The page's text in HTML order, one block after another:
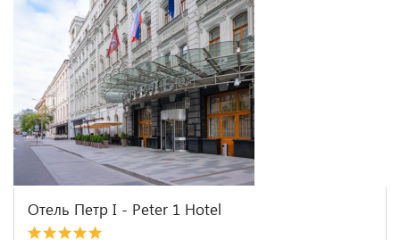
Отель Петр I - Peter 1 Hotel